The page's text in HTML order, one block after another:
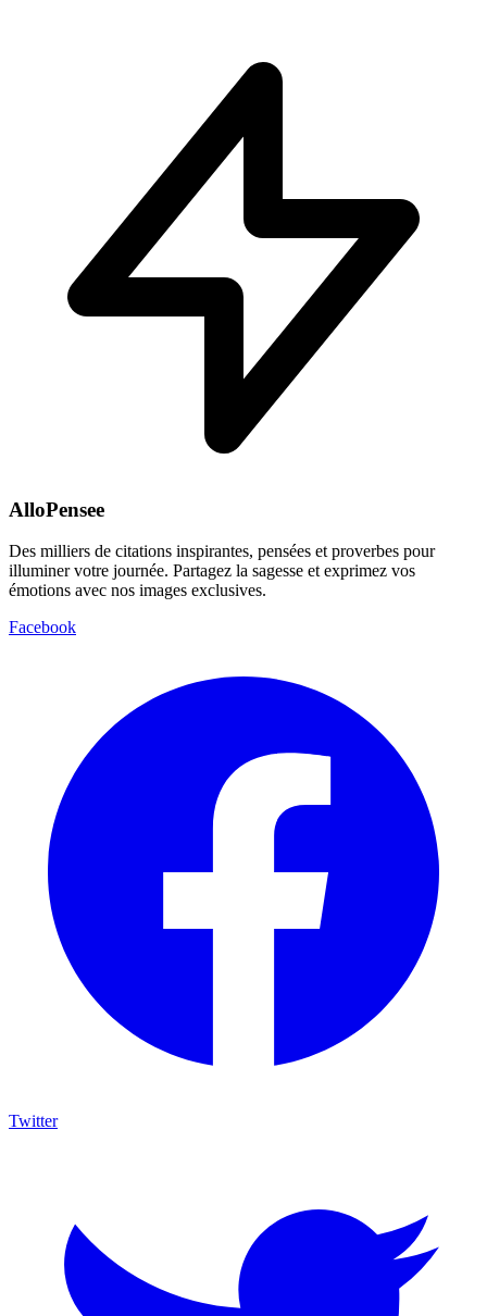
AlloPensee
Des milliers de citations inspirantes, pensées et proverbes pour
illuminer votre journée. Partagez la sagesse et exprimez vos
émotions avec nos images exclusives.
Facebook
Twitter